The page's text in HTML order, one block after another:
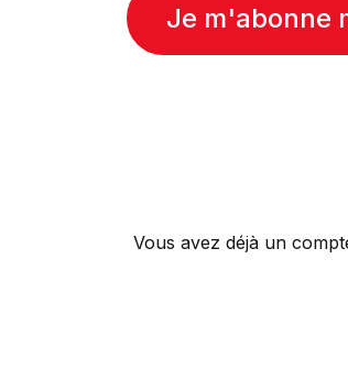
Je m'abonne
Vous avez déjà un